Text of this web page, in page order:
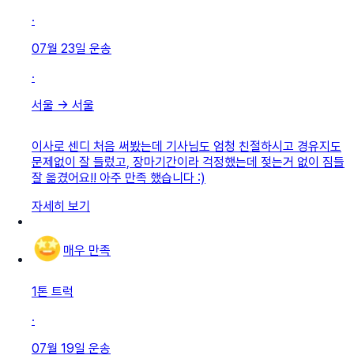
·
07월 23일 운송
·
서울 → 서울
이사로 센디 처음 써봤는데 기사님도 엄청 친절하시고 경유지도
문제없이 잘 들렀고, 장마기간이라 걱정했는데 젖는거 없이 짐들
잘 옮겼어요!! 아주 만족 했습니다 :)
자세히 보기
매우 만족
1톤 트럭
·
07월 19일 운송